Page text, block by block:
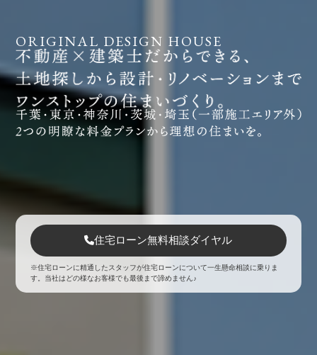
ORIGINAL DESIGN HOUSE
住宅ローン無料相談ダイヤル
※住宅ローンに精通したスタッフが住宅ローンについて一生懸命相談に乗りま
す。当社はどの様なお客様でも最後まで諦めません♪